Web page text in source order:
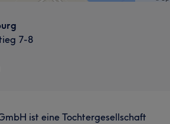
7-8
ist eine Tochtergesellschaft